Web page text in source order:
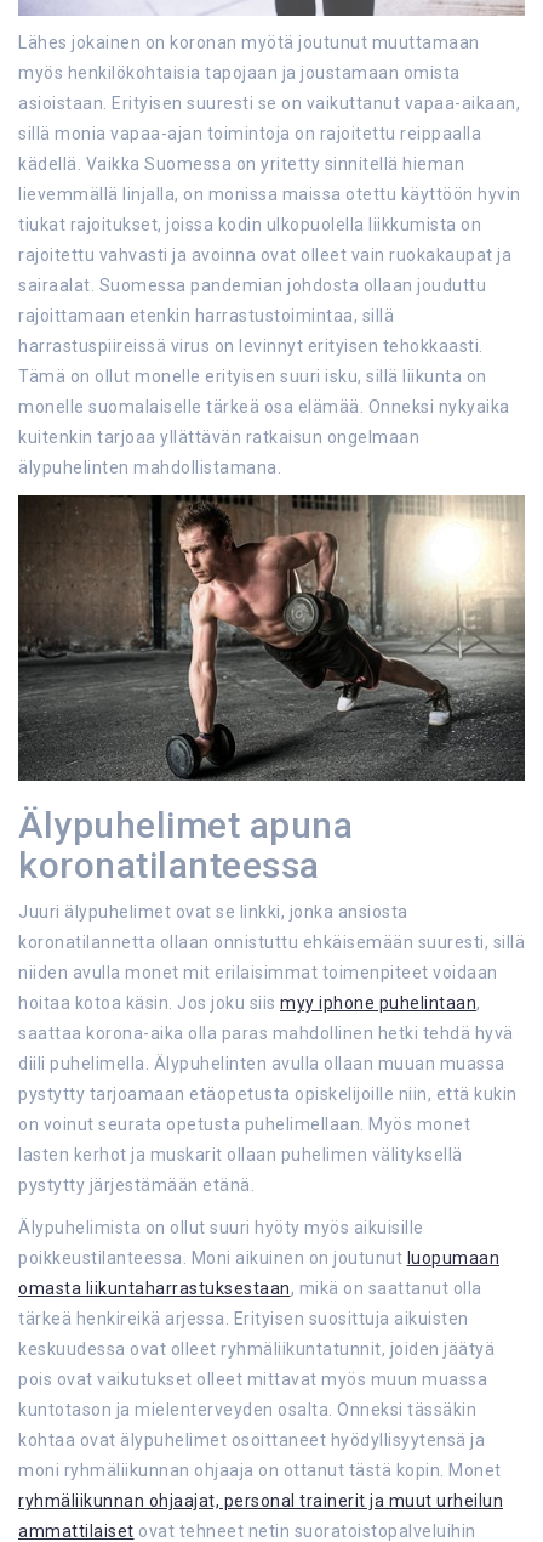
Lähes jokainen on koronan myötä joutunut muuttamaan
myös henkilökohtaisia tapojaan ja joustamaan omista
asioistaan. Erityisen suuresti se on vaikuttanut vapaa-aikaan,
sillä monia vapaa-ajan toimintoja on rajoitettu reippaalla
kädellä. Vaikka Suomessa on yritetty sinnitellä hieman
lievemmällä linjalla, on monissa maissa otettu käyttöön hyvin
tiukat rajoitukset, joissa kodin ulkopuolella liikkumista on
rajoitettu vahvasti ja avoinna ovat olleet vain ruokakaupat ja
sairaalat. Suomessa pandemian johdosta ollaan jouduttu
rajoittamaan etenkin harrastustoimintaa, sillä
harrastuspiireissä virus on levinnyt erityisen tehokkaasti.
Tämä on ollut monelle erityisen suuri isku, sillä liikunta on
monelle suomalaiselle tärkeä osa elämää. Onneksi nykyaika
kuitenkin tarjoaa yllättävän ratkaisun ongelmaan
älypuhelinten mahdollistamana.
Älypuhelimet apuna
koronatilanteessa
Juuri älypuhelimet ovat se linkki, jonka ansiosta
koronatilannetta ollaan onnistuttu ehkäisemään suuresti, sillä
niiden avulla monet mit erilaisimmat toimenpiteet voidaan
hoitaa kotoa käsin. Jos joku siis myy iphone puhelintaan,
saattaa korona-aika olla paras mahdollinen hetki tehdä hyvä
diili puhelimella. Älypuhelinten avulla ollaan muuan muassa
pystytty tarjoamaan etäopetusta opiskelijoille niin, että kukin
on voinut seurata opetusta puhelimellaan. Myös monet
lasten kerhot ja muskarit ollaan puhelimen välityksellä
pystytty järjestämään etänä.
Älypuhelimista on ollut suuri hyöty myös aikuisille
poikkeustilanteessa. Moni aikuinen on joutunut luopumaan
omasta liikuntaharrastuksestaan, mikä on saattanut olla
tärkeä henkireikä arjessa. Erityisen suosittuja aikuisten
keskuudessa ovat olleet ryhmäliikuntatunnit, joiden jäätyä
pois ovat vaikutukset olleet mittavat myös muun muassa
kuntotason ja mielenterveyden osalta. Onneksi tässäkin
kohtaa ovat älypuhelimet osoittaneet hyödyllisyytensä ja
moni ryhmäliikunnan ohjaaja on ottanut tästä kopin. Monet
ryhmäliikunnan ohjaajat, personal trainerit ja muut urheilun
ammattilaiset ovat tehneet netin suoratoistopalveluihin